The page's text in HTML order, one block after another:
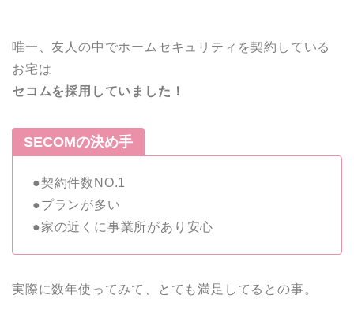
唯一、友人の中でホームセキュリティを契約している
お宅は
セコムを採用していました！
SECOMの決め手
●契約件数NO.1
●プランが多い
●家の近くに事業所があり安心
実際に数年使ってみて、とても満足してるとの事。